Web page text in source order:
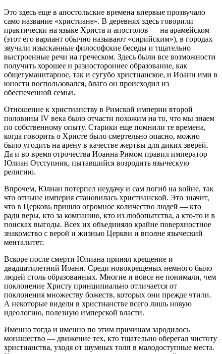
Это здесь еще в апостольские времена впервые прозвучало
само название «христиане». В деревнях здесь говорили
практически на языке Христа и апостолов — на арамейском
(этот его вариант обычно называют «сирийским»), в городах
звучали изысканные философские беседы и тщательно
выстроенные речи на греческом. Здесь были все возможности
получить хорошее и разностороннее образование, как
общегуманитарное, так и сугубо христианское, и Иоанн ими в
юности воспользовался, благо он происходил из
обеспеченной семьи.
Отношение к христианству в Римской империи второй
половины IV века было отчасти похожим на то, что мы знаем
по собственному опыту. Старики еще помнили те времена,
когда говорить о Христе было смертельно опасно, можно
было угодить на арену в качестве жертвы для диких зверей.
Да и во время отрочества Иоанна Римом правил император
Юлиан Отступник, пытавшийся возродить языческую
религию.
Впрочем, Юлиан потерпел неудачу и сам погиб на войне, так
что отныне империя становилась христианской. Это значит,
что в Церковь пришло огромное количество людей — кто
ради веры, кто за компанию, кто из любопытства, а кто-то и в
поисках выгоды. Всех их объединяло крайне поверхностное
знакомство с верой и жизнью Церкви и вполне языческий
менталитет.
Вскоре после смерти Юлиана принял крещение и
двадцатилетний Иоанн. Среди новокрещеных немного было
людей столь образованных. Многие и вовсе не понимали, чем
поклонение Христу принципиально отличается от
поклонения множеству божеств, которых они прежде чтили.
А некоторые видели в христианстве всего лишь новую
идеологию, полезную имперской власти.
Именно тогда и именно по этим причинам зародилось
монашество — движение тех, кто тщательно оберегал чистоту
христианства, уходя от шумных толп в малодоступные места.